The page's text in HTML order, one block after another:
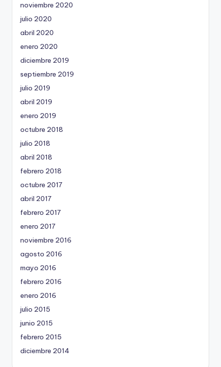
noviembre 2020
julio 2020
abril 2020
enero 2020
diciembre 2019
septiembre 2019
julio 2019
abril 2019
enero 2019
octubre 2018
julio 2018
abril 2018
febrero 2018
octubre 2017
abril 2017
febrero 2017
enero 2017
noviembre 2016
agosto 2016
mayo 2016
febrero 2016
enero 2016
julio 2015
junio 2015
febrero 2015
diciembre 2014